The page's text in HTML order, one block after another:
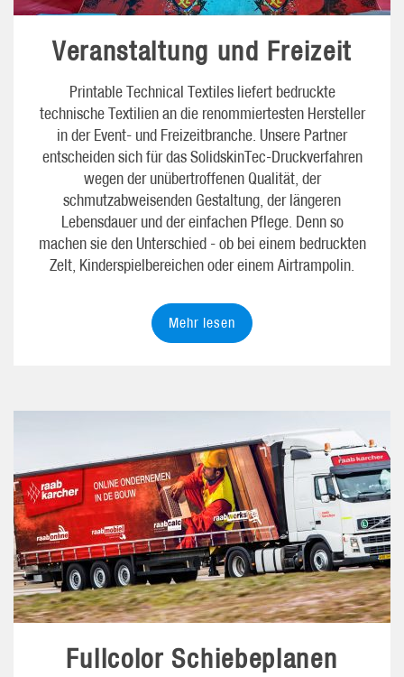
Veranstaltung und Freizeit
Printable Technical Textiles liefert bedruckte
technische Textilien an die renommiertesten Hersteller
in der Event- und Freizeitbranche. Unsere Partner
entscheiden sich für das SolidskinTec-Druckverfahren
wegen der unübertroffenen Qualität, der
schmutzabweisenden Gestaltung, der längeren
Lebensdauer und der einfachen Pflege. Denn so
machen sie den Unterschied - ob bei einem bedruckten
Zelt, Kinderspielbereichen oder einem Airtrampolin.
Mehr lesen
Fullcolor Schiebeplanen